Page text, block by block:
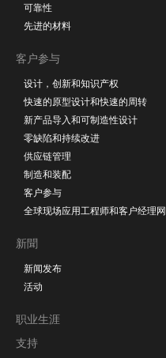
可靠性
先进的材料
客户参与
设计，创新和知识产权
快速的原型设计和快速的周转
新产品导入和可制造性设计
零缺陷和持续改进
供应链管理
制造和装配
客户参与
全球现场应用工程师和客户经理网
新聞
新闻发布
活动
职业生涯
支持